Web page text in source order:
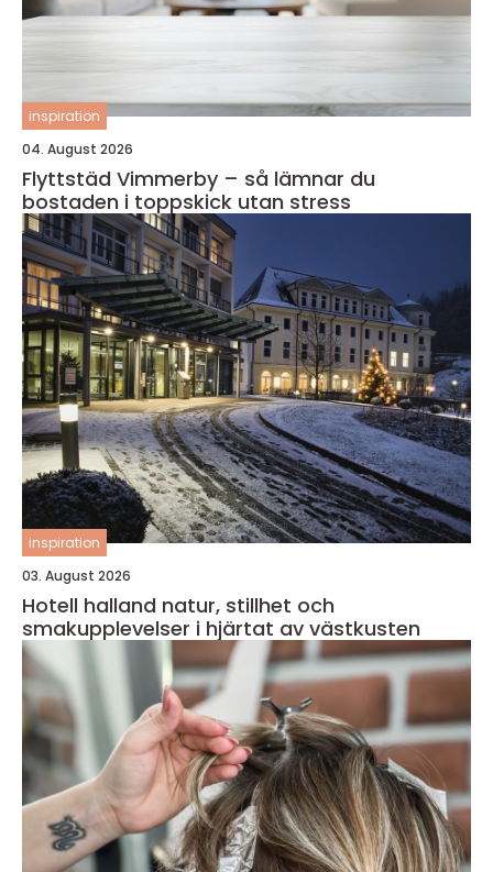
inspiration
04. August 2026
Flyttstäd Vimmerby – så lämnar du
bostaden i toppskick utan stress
inspiration
03. August 2026
Hotell halland natur, stillhet och
smakupplevelser i hjärtat av västkusten